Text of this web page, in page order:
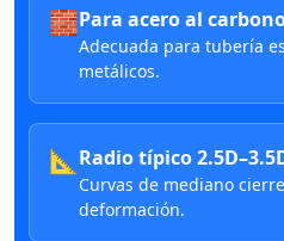
🧱Para acero al
Adecuada para tubería
metálicos.
📐 Radio típico
Curvas de mediano
deformación.